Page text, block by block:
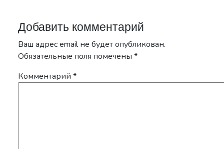
Добавить комментарий
Ваш адрес email не будет опубликован.
Обязательные поля помечены *
Комментарий *